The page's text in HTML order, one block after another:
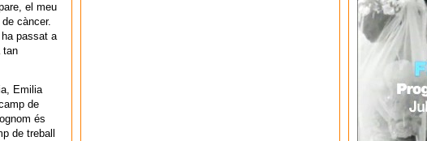
el meu
càncer.
passat a
tan
Emilia
de
és
de treball